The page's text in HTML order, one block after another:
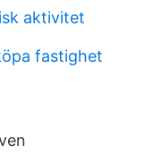
aktivitet
fastighet